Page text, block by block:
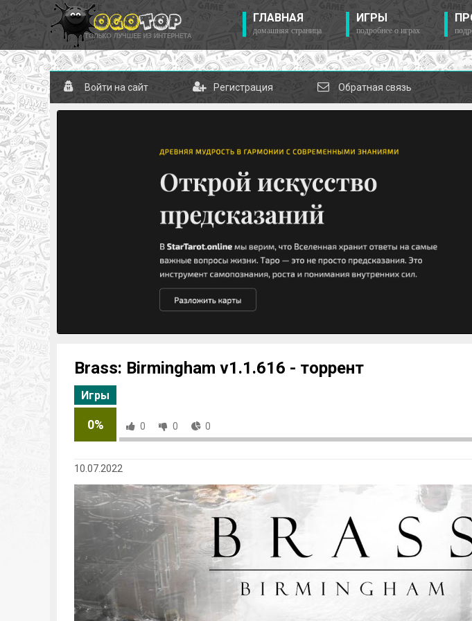
ГЛАВНАЯ
домашняя страница
ИГРЫ
подробнее о играх
Войти на сайт Регистрация Обратная связь
Brass: Birmingham v1.1.616 - торрент
Игры
0% 0 0 0
10.07.2022